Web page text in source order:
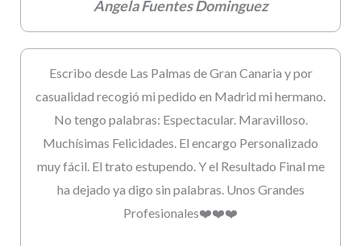
Angela Fuentes Dominguez
Escribo desde Las Palmas de Gran Canaria y por
casualidad recogió mi pedido en Madrid mi hermano.
No tengo palabras: Espectacular. Maravilloso.
Muchísimas Felicidades. El encargo Personalizado
muy fácil. El trato estupendo. Y el Resultado Final me
ha dejado ya digo sin palabras. Unos Grandes
Profesionales❤️❤️❤️